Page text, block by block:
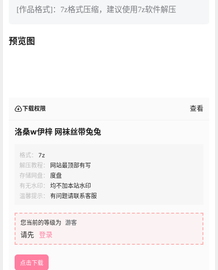
[作品格式]：7z格式压缩，建议使用7z软件解压
预览图
下载权限 查看
洛桑w伊梓 网袜丝带兔兔
格式：
7z
解压教程：
网站最顶部有写
存储网盘：
度盘
有无水印：
均不加本站水印
温馨提示：
有问题请联系客服
您当前的等级为 游客
请先 登录
点击下载